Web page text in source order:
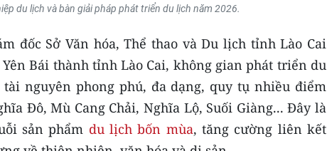
du lịch và bàn giải pháp phát triển du lịch năm 2026.
đốc Sở Văn hóa, Thể thao và Du lịch tỉnh Lào Cai
Bái thành tỉnh Lào Cai, không gian phát triển du
nguyên phong phú, đa dạng, quy tụ nhiều điểm
Đô, Mù Cang Chải, Nghĩa Lộ, Suối Giàng... Đây là
sản phẩm du lịch bốn mùa, tăng cường liên kết